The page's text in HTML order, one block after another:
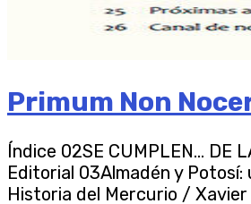
Primum Non
Índice 02SE CUMPLEN… DE
Editorial 03Almadén y Potosí:
Historia del Mercurio /